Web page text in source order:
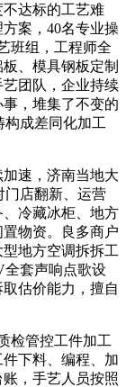
达标的工艺难
案，40名专业操
班组，工程师全
、模具钢板定制
团队，企业持续
，堆集了不变的
构成差同化加工
速，济南当地大
门店翻新、运营
冷藏冰柜、地方
物资。良多商户
地方空调拆拆工
全套声响点歌设
估价能力，擅自
管控工件加工
下料、编程、加
，手艺人员按照